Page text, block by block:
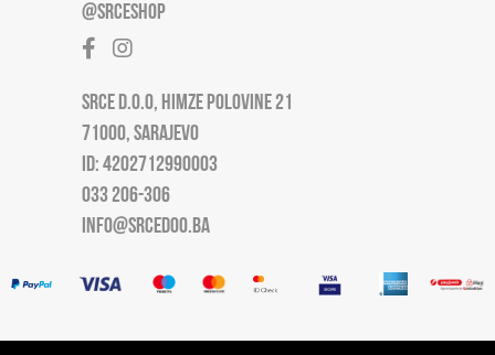
@SRCESHOP
SRCE D.O.O, HIMZE POLOVINE 21
71000, SARAJEVO
ID: 4202712990003
033 206-306
INFO@SRCEDOO.BA